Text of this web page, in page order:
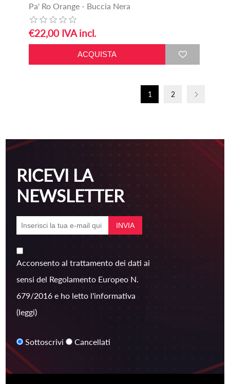
Pa' Ro Orange - Buccia Nera
€22,00 IVA incl.
1 2
RICEVI LA
NEWSLETTER
Acconsento al trattamento dei dati ai
sensi del Regolamento Europeo N.
679/2016 e ho letto l'informativa
(leggi)
Sottoscrivi Cancellati